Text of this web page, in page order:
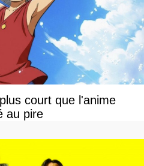
court que l'anime
au pire